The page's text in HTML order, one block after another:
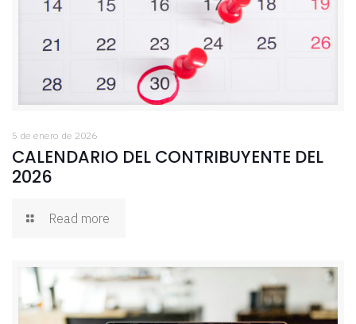
5 de enero de 2026
CALENDARIO DEL CONTRIBUYENTE DEL
2026
Read more